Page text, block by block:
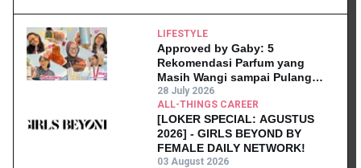
LIFESTYLE
Approved by Gaby: 5
Rekomendasi Parfum yang
Masih Wangi sampai Pulang
Kantor
28 July 2026
ALL-THINGS CAREER
[LOKER SPECIAL: AGUSTUS
2026] - GIRLS BEYOND BY
FEMALE DAILY NETWORK!
03 August 2026